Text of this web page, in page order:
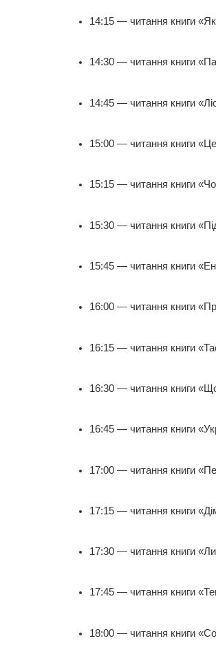
14:15 — читання книги
14:30 — читання книги
14:45 — читання книги
15:00 — читання книги
15:15 — читання книги
15:30 — читання книги
15:45 — читання книги
16:00 — читання книги
16:15 — читання книги
16:30 — читання книги
16:45 — читання книги
17:00 — читання книги
17:15 — читання книги
17:30 — читання книги
17:45 — читання книги
18:00 — читання книги